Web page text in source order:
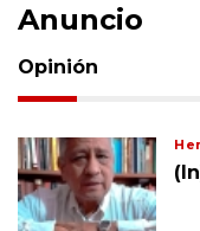
Anuncio
Opinión